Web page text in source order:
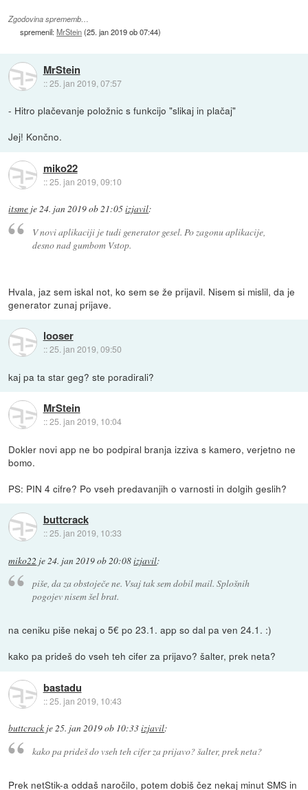
Zgodovina sprememb…
spremenil:MrStein(25. jan 2019 ob 07:44)
MrStein
::25. jan 2019, 07:57
- Hitro plačevanje položnic s funkcijo "slikaj in plačaj"
Jej! Končno.
miko22
::25. jan 2019, 09:10
itsme je24. jan 2019 ob 21:05izjavil:
V novi aplikaciji je tudi generator gesel. Po zagonu aplikacije,
desno nad gumbom Vstop.
Hvala, jaz sem iskal not, ko sem se že prijavil. Nisem si mislil, da je
generator zunaj prijave.
looser
::25. jan 2019, 09:50
kaj pa ta star geg? ste poradirali?
MrStein
::25. jan 2019, 10:04
Dokler novi app ne bo podpiral branja izziva s kamero, verjetno ne
bomo.
PS: PIN 4 cifre? Po vseh predavanjih o varnosti in dolgih geslih?
buttcrack
::25. jan 2019, 10:33
miko22 je24. jan 2019 ob 20:08izjavil:
piše, da za obstoječe ne. Vsaj tak sem dobil mail. Splošnih
pogojev nisem šel brat.
na ceniku piše nekaj o 5€ po 23.1. app so dal pa ven 24.1. :)
kako pa prideš do vseh teh cifer za prijavo? šalter, prek neta?
bastadu
::25. jan 2019, 10:43
buttcrack je25. jan 2019 ob 10:33izjavil:
kako pa prideš do vseh teh cifer za prijavo? šalter, prek neta?
Prek netStik-a oddaš naročilo, potem dobiš čez nekaj minut SMS in